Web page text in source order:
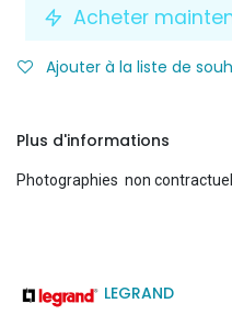
Acheter
Ajouter à la liste de
Plus d'informations
Photographies non
LEGRAND